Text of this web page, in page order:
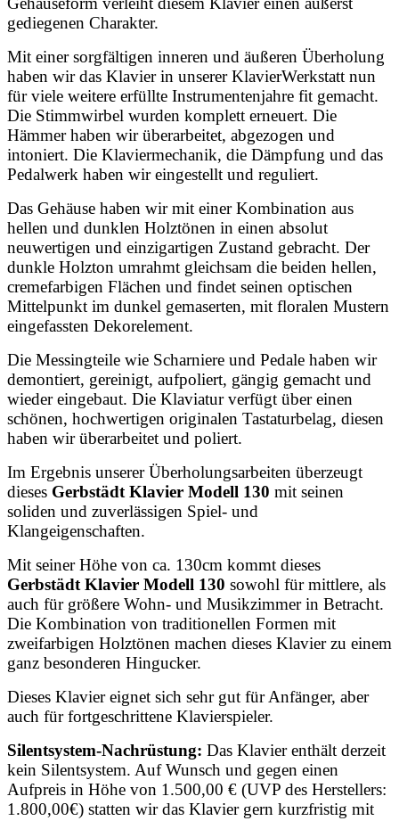
gediegenen Charakter.
Mit einer sorgfältigen inneren und äußeren Überholung
haben wir das Klavier in unserer KlavierWerkstatt nun
für viele weitere erfüllte Instrumentenjahre fit gemacht.
Die Stimmwirbel wurden komplett erneuert. Die
Hämmer haben wir überarbeitet, abgezogen und
intoniert. Die Klaviermechanik, die Dämpfung und das
Pedalwerk haben wir eingestellt und reguliert.
Das Gehäuse haben wir mit einer Kombination aus
hellen und dunklen Holztönen in einen absolut
neuwertigen und einzigartigen Zustand gebracht. Der
dunkle Holzton umrahmt gleichsam die beiden hellen,
cremefarbigen Flächen und findet seinen optischen
Mittelpunkt im dunkel gemaserten, mit floralen Mustern
eingefassten Dekorelement.
Die Messingteile wie Scharniere und Pedale haben wir
demontiert, gereinigt, aufpoliert, gängig gemacht und
wieder eingebaut. Die Klaviatur verfügt über einen
schönen, hochwertigen originalen Tastaturbelag, diesen
haben wir überarbeitet und poliert.
Im Ergebnis unserer Überholungsarbeiten überzeugt
dieses Gerbstädt Klavier Modell 130 mit seinen
soliden und zuverlässigen Spiel- und
Klangeigenschaften.
Mit seiner Höhe von ca. 130cm kommt dieses
Gerbstädt Klavier Modell 130 sowohl für mittlere, als
auch für größere Wohn- und Musikzimmer in Betracht.
Die Kombination von traditionellen Formen mit
zweifarbigen Holztönen machen dieses Klavier zu einem
ganz besonderen Hingucker.
Dieses Klavier eignet sich sehr gut für Anfänger, aber
auch für fortgeschrittene Klavierspieler.
Silentsystem-Nachrüstung: Das Klavier enthält derzeit
kein Silentsystem. Auf Wunsch und gegen einen
Aufpreis in Höhe von 1.500,00 € (UVP des Herstellers:
1.800,00€) statten wir das Klavier gern kurzfristig mit